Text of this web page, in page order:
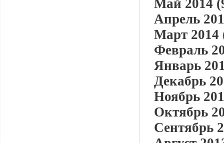
Май 2014
Апрель
Март 2014
Февраль
Январь
Декабрь
Ноябрь
Октябрь
Сентябрь